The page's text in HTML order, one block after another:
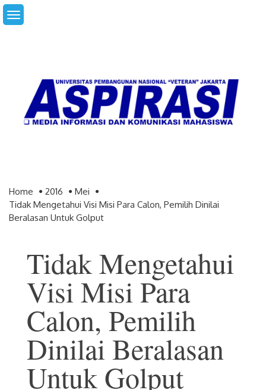
Skip
to
Home 2016
Mei
Tidak Mengetahui Visi Misi Para Calon, Pemilih Dinilai
Beralasan Untuk Golput
Tidak Mengetahui
Visi Misi Para
Calon, Pemilih
Dinilai Beralasan
Untuk Golput